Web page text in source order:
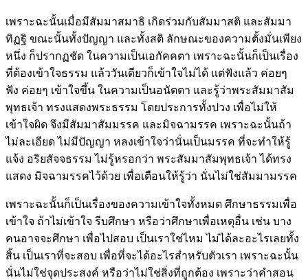
เพราะฉะนั้นเมื่อมีสัมมาสมาธิ เกิดร่วมกับสัมมาสติ และสัมมา
ทิฏฐิ ขณะนั้นทั้งปัญญา และทั้งสติ ลักษณะของความตั้งมั่นเพียง
หนึ่ง ก็ปรากฏชัด ในความเป็นเอกัคคตา เพราะฉะนั้นก็เป็นเรื่อง
ที่ต้องเข้าใจธรรม แล้ววันเดียวก็เข้าใจไม่ได้ แต่ฟังแล้ว ค่อยๆ
ฟัง ค่อยๆ เข้าใจขึ้น ในความเป็นอนัตตา และรู้ว่าพระสัมมาสัม
พุทธเจ้า ทรงแสดงพระธรรม โดยประการทั้งปวง เพื่อไม่ให้
เข้าใจผิด จึงมีสัมมาสัมมรรค และมิจฉามรรค เพราะฉะนั้นถ้า
ไม่ละเอียด ไม่มีปัญญา หลงเข้าใจว่านั่นเป็นมรรค ที่จะทำให้รู้
แจ้ง อริยสัจจธรรม ไม่รู้หรอกว่า พระสัมมาสัมพุทธเจ้า ได้ทรง
แสดง มิจฉามรรคไว้ด้วย เพื่อเตือนให้รู้ว่า นั่นไม่ใช่สัมมามรรค
เพราะฉะนั้นก็เป็นเรื่องของความเข้าใจทั้งหมด ศึกษาธรรมเพื่อ
เข้าใจ ถ้าไม่เข้าใจ รีบศึกษา หรือว่าศึกษาเพื่อเหตุอื่น เช่น บาง
คนอาจจะศึกษา เพื่อไปสอบ เป็นเราใช่ไหม ไม่ได้ละอะไรเลยทั้ง
สิ้น เป็นเราที่จะสอบ เพื่อที่จะได้อะไรสำหรับตัวเรา เพราะฉะนั้น
นั่นไม่ใช่จุดประสงค์ หรือว่าไม่ใช่สิ่งที่ถูกต้อง เพราะว่าคำสอน